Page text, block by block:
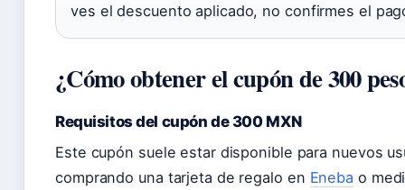
ves el descuento aplicado, no confirmes el
¿Cómo obtener el cupón de 300
Requisitos del cupón de 300 MXN
Este cupón suele estar disponible para nuevos
comprando una tarjeta de regalo en Eneba o